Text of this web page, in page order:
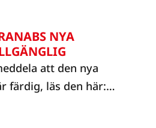
NYA
att den nya
färdig, läs den här: